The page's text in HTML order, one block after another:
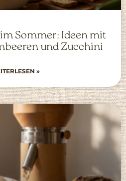
Sommer: Ideen mit
und Zucchini
»